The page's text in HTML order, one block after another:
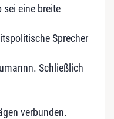
sei eine breite
Sprecher
Schließlich
verbunden.